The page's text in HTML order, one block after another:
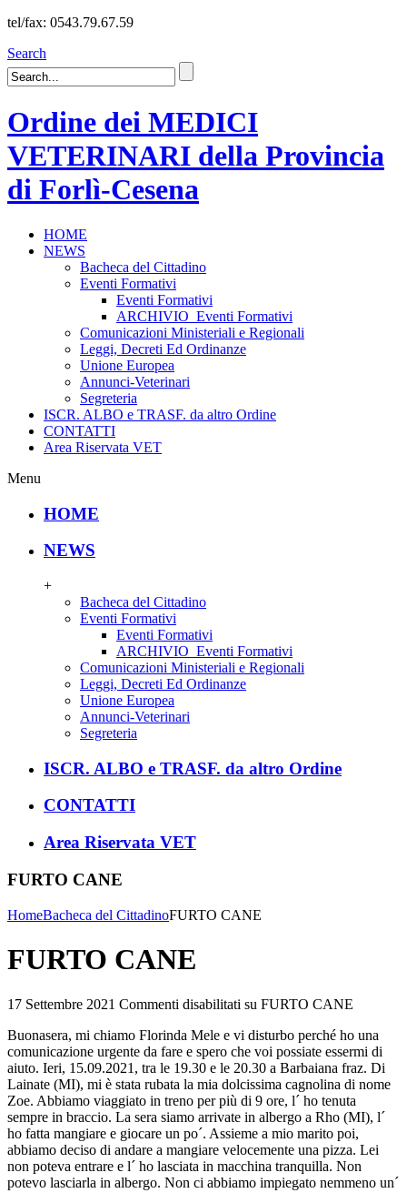
tel/fax: 0543.79.67.59
Search
Ordine dei MEDICI
VETERINARI della Provincia
di Forlì-Cesena
HOME
NEWS
Bacheca del Cittadino
Eventi Formativi
Eventi Formativi
ARCHIVIO_Eventi Formativi
Comunicazioni Ministeriali e Regionali
Leggi, Decreti Ed Ordinanze
Unione Europea
Annunci-Veterinari
Segreteria
ISCR. ALBO e TRASF. da altro Ordine
CONTATTI
Area Riservata VET
Menu
HOME
NEWS
+
Bacheca del Cittadino
Eventi Formativi
Eventi Formativi
ARCHIVIO_Eventi Formativi
Comunicazioni Ministeriali e Regionali
Leggi, Decreti Ed Ordinanze
Unione Europea
Annunci-Veterinari
Segreteria
ISCR. ALBO e TRASF. da altro Ordine
CONTATTI
Area Riservata VET
FURTO CANE
HomeBacheca del CittadinoFURTO CANE
FURTO CANE
17 Settembre 2021 Commenti disabilitati su FURTO CANE
Buonasera, mi chiamo Florinda Mele e vi disturbo perché ho una
comunicazione urgente da fare e spero che voi possiate essermi di
aiuto. Ieri, 15.09.2021, tra le 19.30 e le 20.30 a Barbaiana fraz. Di
Lainate (MI), mi è stata rubata la mia dolcissima cagnolina di nome
Zoe. Abbiamo viaggiato in treno per più di 9 ore, l´ ho tenuta
sempre in braccio. La sera siamo arrivate in albergo a Rho (MI), l´
ho fatta mangiare e giocare un po´. Assieme a mio marito poi,
abbiamo deciso di andare a mangiare velocemente una pizza. Lei
non poteva entrare e l´ ho lasciata in macchina tranquilla. Non
potevo lasciarla in albergo. Non ci abbiamo impiegato nemmeno un´